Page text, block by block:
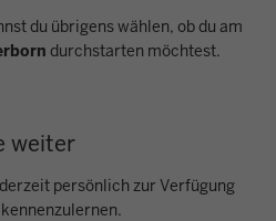
du übrigens wählen, ob du am
durchstarten möchtest.
weiter
persönlich zur Verfügung